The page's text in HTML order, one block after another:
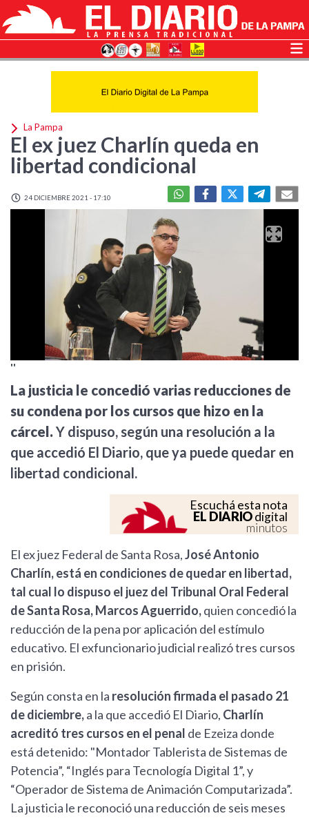
La Pampa
El ex juez Charlín queda en
libertad condicional
24 DICIEMBRE 2021 - 17:10
''
La justicia le concedió varias reducciones de
su condena por los cursos que hizo en la
cárcel. Y dispuso, según una resolución a la
que accedió El Diario, que ya puede quedar en
libertad condicional.
Escuchá esta nota
EL DIARIOdigital
minutos
El ex juez Federal de Santa Rosa,José Antonio
Charlín, está en condiciones de quedar en libertad,
tal cual lo dispuso el juez del Tribunal Oral Federal
de Santa Rosa, Marcos Aguerrido,quien concedió la
reducción de la pena por aplicación del estímulo
educativo. El exfuncionario judicial realizó tres cursos
en prisión.
Según consta en la resolución firmada el pasado 21
de diciembre,a la que accedió El Diario, Charlín
acreditó tres cursos en el penal de Ezeiza donde
está detenido: "Montador Tablerista de Sistemas de
Potencia”, “Inglés para Tecnología Digital 1”, y
“Operador de Sistema de Animación Computarizada”.
La justicia le reconoció una reducción de seis meses